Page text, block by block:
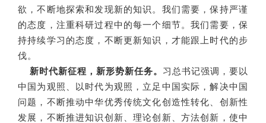
欲，不断地探索和发现新的知识。我们需要，保持严谨
的态度，注重科研过程中的每一个细节。我们需要，保
持持续学习的态度，不断更新知识，才能跟上时代的步
伐。
新时代新征程，新形势新任务。 习总书记强调，要以
中国为观照、以时代为观照，立足中国实际，解决中国
问题，不断推动中华优秀传统文化创造性转化、创新性
发展，不断推进知识创新、理论创新、方法创新，使中